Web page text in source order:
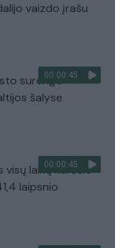
vaizdo įrašu
00:00:45
surengti
šalyse
00:00:45
visų laikų karščio
laipsnio